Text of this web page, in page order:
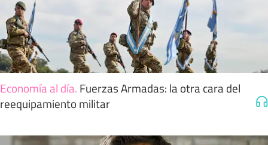
Economía al día. Fuerzas Armadas: la otra cara del
reequipamiento militar